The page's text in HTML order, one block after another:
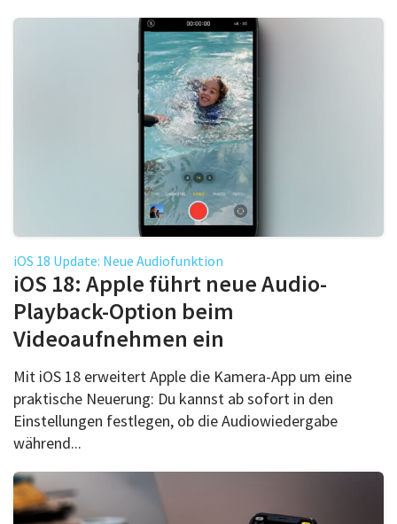
iOS 18 Update: Neue Audiofunktion
iOS 18: Apple führt neue Audio-
Playback-Option beim
Videoaufnehmen ein
Mit iOS 18 erweitert Apple die Kamera-App um eine
praktische Neuerung: Du kannst ab sofort in den
Einstellungen festlegen, ob die Audiowiedergabe
während...